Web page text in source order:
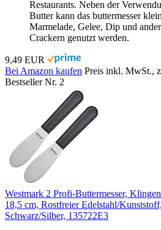
Restaurants. Neben der
Butter kann das buttermesser
Marmelade, Gelee, Dip und
Crackern genutzt werden.
9,49 EUR
Bei Amazon kaufen Preis inkl. MwSt.,
Bestseller Nr. 2
Westmark 2 Profi-Buttermesser,
18,5 cm, Rostfreier Edelstahl/
Schwarz/Silber, 135722E3